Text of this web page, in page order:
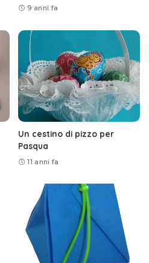
9 anni fa
Un cestino di pizzo per
Pasqua
11 anni fa